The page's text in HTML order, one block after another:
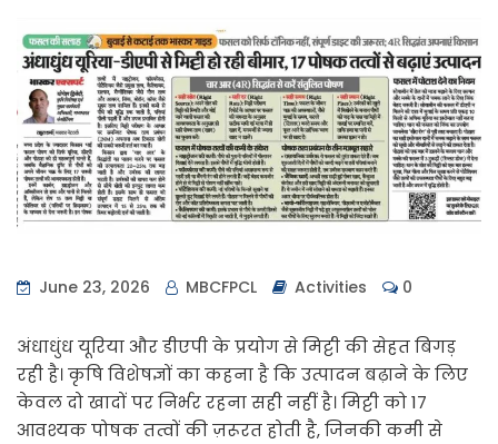
June 23, 2026 MBCFPCL Activities 0
अंधाधुंध यूरिया और डीएपी के प्रयोग से मिट्टी की सेहत बिगड़
रही है। कृषि विशेषज्ञों का कहना है कि उत्पादन बढ़ाने के लिए
केवल दो खादों पर निर्भर रहना सही नहीं है। मिट्टी को 17
आवश्यक पोषक तत्वों की ज़रूरत होती है, जिनकी कमी से